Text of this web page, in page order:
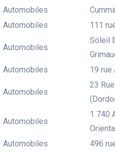
Automobiles
Automobiles 111
Automobiles
Soleil
Automobiles 19 rue
Automobiles
23
Automobiles
1 740
Automobiles
496